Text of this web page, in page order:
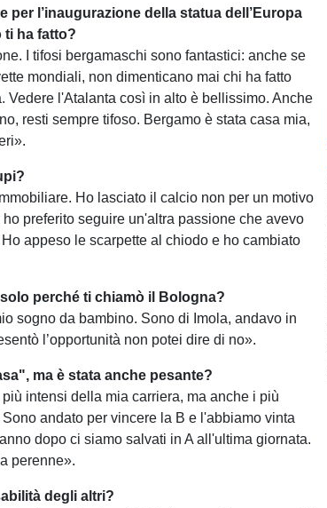
per l’inaugurazione della statua dell’Europa
ti ha fatto?
I tifosi bergamaschi sono fantastici: anche se
mondiali, non dimenticano mai chi ha fatto
Vedere l'Atalanta così in alto è bellissimo. Anche
resti sempre tifoso. Bergamo è stata casa mia,
Ho lasciato il calcio non per un motivo
preferito seguire un'altra passione che avevo
appeso le scarpette al chiodo e ho cambiato
perché ti chiamò il Bologna?
sogno da bambino. Sono di Imola, andavo in
l’opportunità non potei dire di no».
ma è stata anche pesante?
intensi della mia carriera, ma anche i più
andato per vincere la B e l'abbiamo vinta
dopo ci siamo salvati in A all'ultima giornata.
perenne».
degli altri?